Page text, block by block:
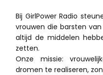
Bij GirlPower Radio
vrouwen die barsten
altijd de middelen
zetten.
Onze missie:
dromen te realiseren,